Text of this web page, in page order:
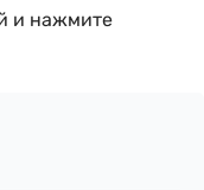
и нажмите